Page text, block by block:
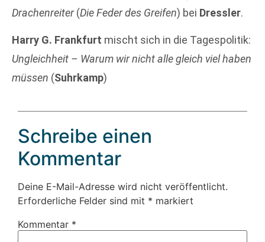
Drachenreiter(Die Feder des Greifen) bei Dressler.
Harry G. Frankfurt mischt sich in die Tagespolitik:
Ungleichheit – Warum wir nicht alle gleich viel haben
müssen (Suhrkamp)
Schreibe einen
Kommentar
Deine E-Mail-Adresse wird nicht veröffentlicht.
Erforderliche Felder sind mit * markiert
Kommentar *